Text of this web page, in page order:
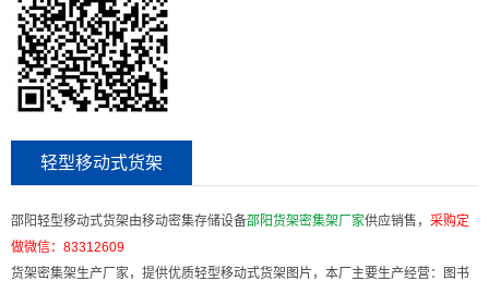
轻型移动式货架
邵阳轻型移动式货架由移动密集存储设备邵阳货架密集架厂家供应销售， 采购定
做微信： 83312609
货架密集架生产厂家，提供优质轻型移动式货架图片，本厂主要生产经营：图书